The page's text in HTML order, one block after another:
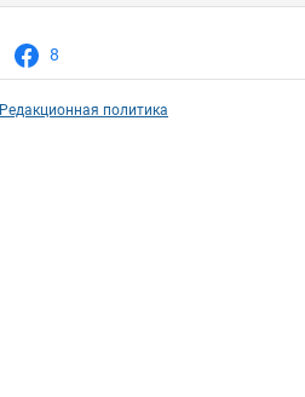
8
Редакционная политика